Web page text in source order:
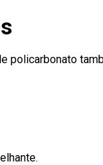
policarbonato